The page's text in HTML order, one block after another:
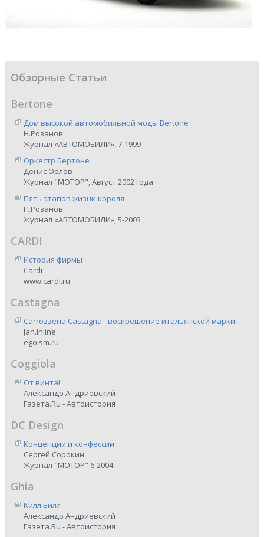
Обзорные Статьи
Bertone
Дом высокой автомобильной моды Bertone
Н.Розанов
Журнал «АВТОМОБИЛИ», 7-1999
Оркестр Бертоне
Денис Орлов
Журнал "МОТОР", Август 2002 года
Пять этапов жизни короля
Н.Розанов
Журнал «АВТОМОБИЛИ», 5-2003
CARDI
История фирмы
Cardi
www.cardi.ru
Castagna
Carrozzeria Castagna - воскрешение итальянской марки
Jan.Inline
egoism.ru
Coggiola
От винта!
Александр Андриевский
Газета.Ru - Автоистория
DC Design
Концепции и конфессии
Сергей Сорокин
Журнал "МОТОР" 6-2004
Ghia
Килл Билл
Александр Андриевский
Газета.Ru - Автоистория